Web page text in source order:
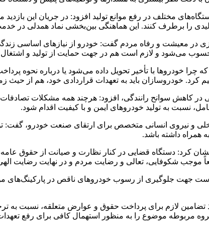
مختلف در رفع موانع تولید افزود: در جریان این
را برطرف کنند. این هماهنگی بین‌بخشی نماد همدلی در
در معیشت و رفاه مردم گفت: خودرو از نیازهای اساسی
می‌شود و لازم است هم در جهت حمایت از تولید و اشتغال
که چرا خودروها با تأخیر تحویل داده می‌شود یا درباره نحوه
کرد. خودروسازان باید به تعهدات قراردادی خود، هم از حیث
در کاهش سوانح رانندگی، افزود: هرچند همه مشکلات
نسبت به تولید خودروهای ایمن و با کیفیت اقدام شود.
و نیروی انسانی متخصص برای ارتقای صنعت خودرو، گفت:
همراه داشته باشد.
کرد: دستگاه قضایی در کنار نظارت و صیانت از حقوق
قطعاً موجب شکوفایی، تعالی و رضایت مردم و در نهایت رضایت
تضامین لازم برای پرداخت حقوق و عوارض متعلقه، نسبت به
مربوطه موضوع را به منظور استهمال کافی برای رفع